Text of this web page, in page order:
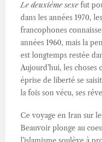
Le deuxième sexe fut
dans les années 1970,
francophones
années 1960, mais la
est longtemps restée
Aujourd’hui, les choses
éprise de liberté se
la fois son vécu, ses
Ce voyage en Iran sur
Beauvoir plonge au